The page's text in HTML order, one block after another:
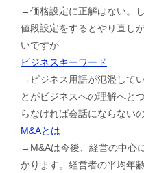
→価格設定に正解はない。
値段設定をするとやり直し
いですか
ビジネスキーワード
→ビジネス用語が氾濫して
とがビジネスへの理解へと
らなければ会話にならない
M&Aとは
→M&Aは今後、経営の中心
かります。経営者の平均年